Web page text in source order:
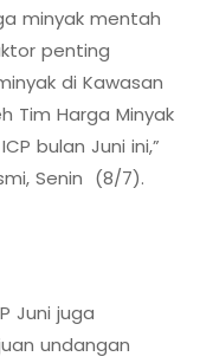
minyak mentah
penting
di Kawasan
Tim Harga Minyak
bulan Juni ini,”
Senin (8/7).
Juni juga
undangan